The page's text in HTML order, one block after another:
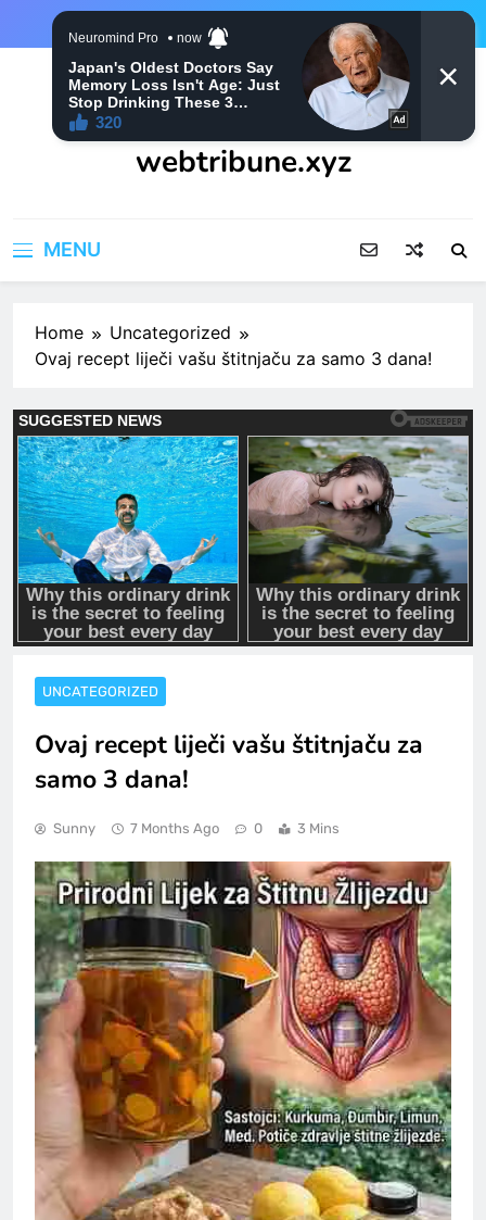
webtribune.xyz
MENU
Home
Uncategorized
Ovaj recept liječi vašu štitnjaču za samo 3 dana!
UNCATEGORIZED
Ovaj recept liječi vašu štitnjaču za
samo 3 dana!
Sunny 7 Months Ago 0 3 Mins